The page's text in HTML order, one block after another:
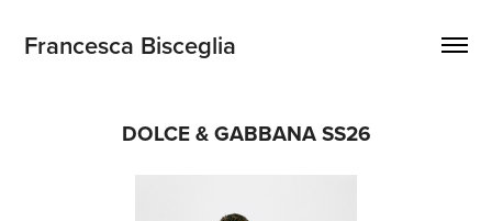
Francesca Bisceglia
DOLCE & GABBANA SS26